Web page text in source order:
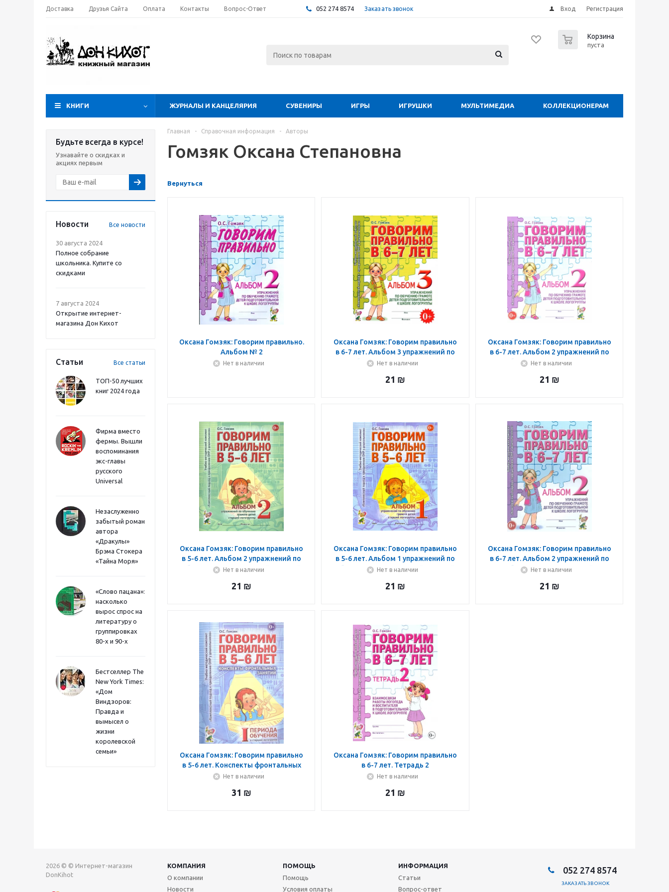
Доставка Друзья Сайта Оплата Контакты Вопрос-Ответ 052 274 8574 Заказать звонок Вход Регистрация
Корзина
пуста
КНИГИ ЖУРНАЛЫ И КАНЦЕЛЯРИЯ СУВЕНИРЫ ИГРЫ ИГРУШКИ МУЛЬТИМЕДИА КОЛЛЕКЦИОНЕРАМ
Будьте всегда в курсе!
Узнавайте о скидках и
акциях первым
Новости Все новости
30 августа 2024
Полное собрание
школьника. Купите со
скидками
7 августа 2024
Открытие интернет-
магазина Дон Кихот
Статьи Все статьи
ТОП-50 лучших
книг 2024 года
Фирма вместо
фермы. Вышли
воспоминания
экс-главы
русского
Universal
Незаслуженно
забытый роман
автора
«Дракулы»
Брэма Стокера
«Тайна Моря»
«Слово пацана»:
насколько
вырос спрос на
литературу о
группировках
80-х и 90-х
Бестселлер The
New York Times:
«Дом
Виндзоров:
Правда и
вымысел о
жизни
королевской
семьи»
Главная - Справочная информация - Авторы
Гомзяк Оксана Степановна
Вернуться
Оксана Гомзяк: Говорим правильно.
Альбом № 2
Нет в наличии
Оксана Гомзяк: Говорим правильно
в 6-7 лет. Альбом 3 упражнений по
обучению грамоте детей
Нет в наличии
21 ₪
Оксана Гомзяк: Говорим правильно
в 6-7 лет. Альбом 2 упражнений по
обучению грамоте детей
Нет в наличии
21 ₪
Оксана Гомзяк: Говорим правильно
в 5-6 лет. Альбом 2 упражнений по
обучению грамоте детей старшей
Нет в наличии
21 ₪
Оксана Гомзяк: Говорим правильно
в 5-6 лет. Альбом 1 упражнений по
обучению грамоте детей старшей
Нет в наличии
21 ₪
Оксана Гомзяк: Говорим правильно
в 6-7 лет. Альбом 2 упражнений по
обучению грамоте детей
Нет в наличии
21 ₪
Оксана Гомзяк: Говорим правильно
в 5-6 лет. Конспекты фронтальных
занятий I периода обучения в
Нет в наличии
31 ₪
Оксана Гомзяк: Говорим правильно
в 6-7 лет. Тетрадь 2
Нет в наличии
21 ₪
2026 © © Интернет-магазин
DonKihot
КОМПАНИЯ ПОМОЩЬ
ИНФОРМАЦИЯ
О компании
Новости
Помощь
Условия оплаты
Статьи
Вопрос-ответ
052 274 8574
ЗАКАЗАТЬ ЗВОНОК